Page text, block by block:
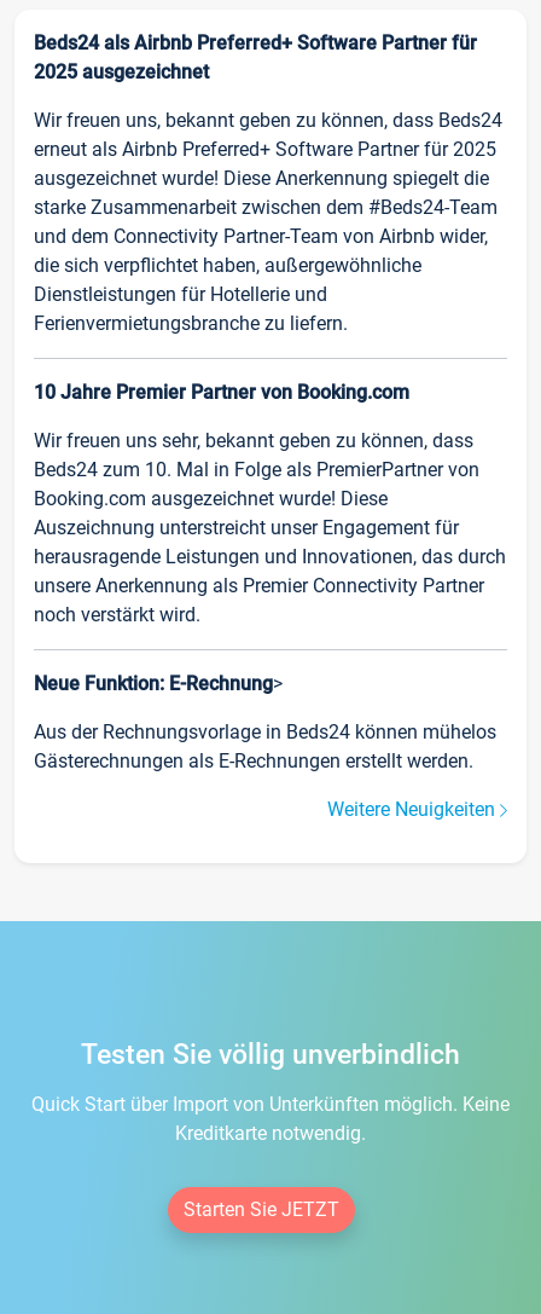
Beds24 als Airbnb Preferred+ Software Partner für
2025 ausgezeichnet
Wir freuen uns, bekannt geben zu können, dass Beds24
erneut als Airbnb Preferred+ Software Partner für 2025
ausgezeichnet wurde! Diese Anerkennung spiegelt die
starke Zusammenarbeit zwischen dem #Beds24-Team
und dem Connectivity Partner-Team von Airbnb wider,
die sich verpflichtet haben, außergewöhnliche
Dienstleistungen für Hotellerie und
Ferienvermietungsbranche zu liefern.
10 Jahre Premier Partner von Booking.com
Wir freuen uns sehr, bekannt geben zu können, dass
Beds24 zum 10. Mal in Folge als PremierPartner von
Booking.com ausgezeichnet wurde! Diese
Auszeichnung unterstreicht unser Engagement für
herausragende Leistungen und Innovationen, das durch
unsere Anerkennung als Premier Connectivity Partner
noch verstärkt wird.
Neue Funktion: E-Rechnung>
Aus der Rechnungsvorlage in Beds24 können mühelos
Gästerechnungen als E-Rechnungen erstellt werden.
Weitere Neuigkeiten
Testen Sie völlig unverbindlich
Quick Start über Import von Unterkünften möglich. Keine
Kreditkarte notwendig.
Starten Sie JETZT